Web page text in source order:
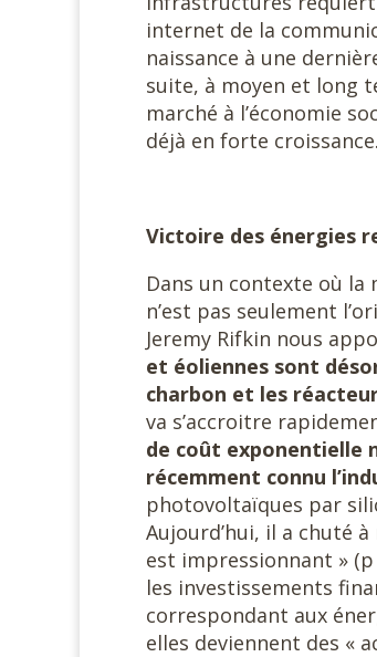
internet de la
naissance à une
suite, à moyen et long
marché à l’économie
déjà en forte croissance.
Victoire des énergies
Dans un contexte où
n’est pas seulement
Jeremy Rifkin nous
et éoliennes sont
charbon et les
va s’accroitre
de coût exponentielle
récemment connu
photovoltaïques par
Aujourd’hui, il a chuté
est impressionnant »
les investissements
correspondant aux
elles deviennent des «